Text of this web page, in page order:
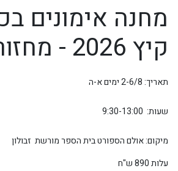
מחנה אימונים
קיץ 2026 - מחזור שלישי:
תאריך: 2-6/8 ימים א-ה
שעות: 9:30-13:00
מיקום: אולם הספורט בית הספר מורשת זבולון
עלות 890 ש"ח